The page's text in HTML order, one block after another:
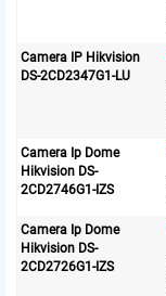
Camera IP Hikvision
DS-2CD2347G1-LU
Camera Ip Dome
Hikvision DS-
2CD2746G1-IZS
Camera Ip Dome
Hikvision DS-
2CD2726G1-IZS